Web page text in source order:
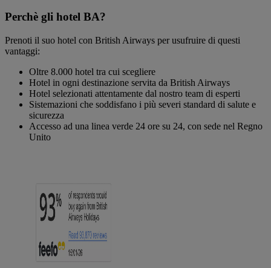
Perchè gli hotel BA?
Prenoti il suo hotel con British Airways per usufruire di questi
vantaggi:
Oltre 8.000 hotel tra cui scegliere
Hotel in ogni destinazione servita da British Airways
Hotel selezionati attentamente dal nostro team di esperti
Sistemazioni che soddisfano i più severi standard di salute e
sicurezza
Accesso ad una linea verde 24 ore su 24, con sede nel Regno
Unito